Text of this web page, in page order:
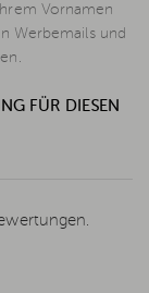
Vornamen
Werbemails und
FÜR DIESEN